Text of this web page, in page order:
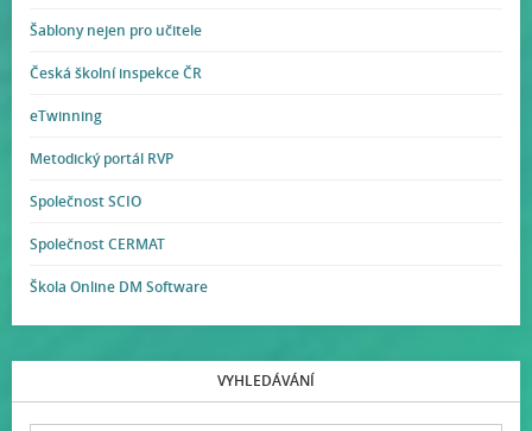
Šablony nejen pro učitele
Česká školní inspekce ČR
eTwinning
Metodický portál RVP
Společnost SCIO
Společnost CERMAT
Škola Online DM Software
VYHLEDÁVÁNÍ